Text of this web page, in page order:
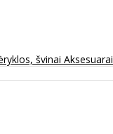
švinai Aksesuarai